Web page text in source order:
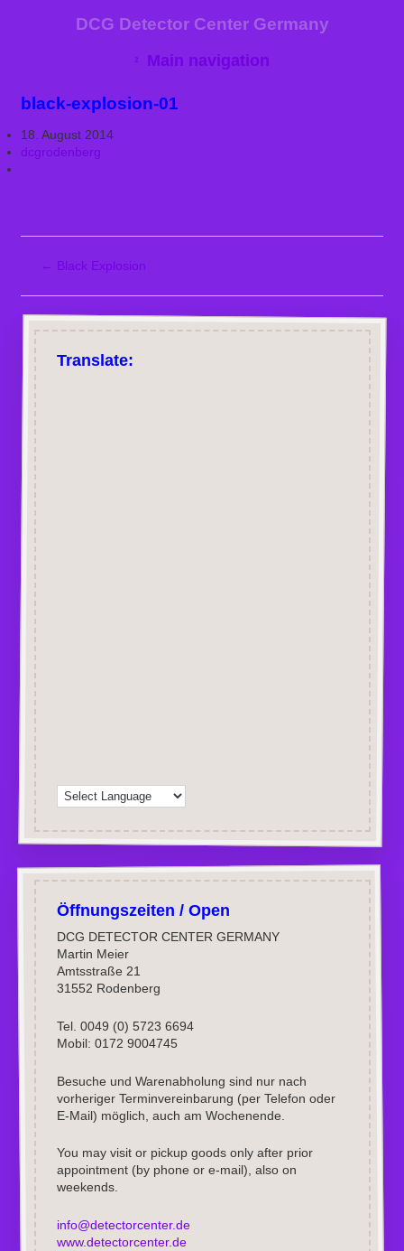
DCG Detector Center Germany
Main navigation
black-explosion-01
18. August 2014
dcgrodenberg
← Black Explosion
Translate:
Öffnungszeiten / Open
DCG DETECTOR CENTER GERMANY
Martin Meier
Amtsstraße 21
31552 Rodenberg
Tel. 0049 (0) 5723 6694
Mobil: 0172 9004745
Besuche und Warenabholung sind nur nach
vorheriger Terminvereinbarung (per Telefon oder
E-Mail) möglich, auch am Wochenende.
You may visit or pickup goods only after prior
appointment (by phone or e-mail), also on
weekends.
info@detectorcenter.de
www.detectorcenter.de